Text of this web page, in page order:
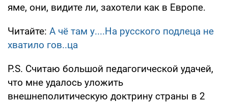
яме, они, видите ли, захотели как в Европе.
Читайте: А чё там у....На русского подлеца не
хватило гов..ца
P.S. Считаю большой педагогической удачей,
что мне удалось уложить
внешнеполитическую доктрину страны в 2